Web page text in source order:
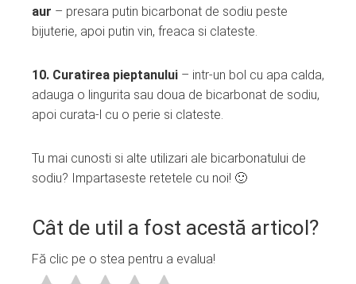
aur – presara putin bicarbonat de sodiu peste
bijuterie, apoi putin vin, freaca si clateste.
10. Curatirea pieptanului – intr-un bol cu apa calda,
adauga o lingurita sau doua de bicarbonat de sodiu,
apoi curata-l cu o perie si clateste.
Tu mai cunosti si alte utilizari ale bicarbonatului de
sodiu? Impartaseste retetele cu noi! 🙂
Cât de util a fost acestă articol?
Fă clic pe o stea pentru a evalua!